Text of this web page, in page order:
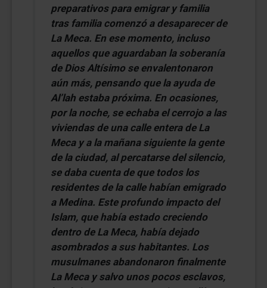
preparativos para emigrar y familia
tras familia comenzó a desaparecer de
La Meca. En ese momento, incluso
aquellos que aguardaban la soberanía
de Dios Altísimo se envalentonaron
aún más, pensando que la ayuda de
Al’lah estaba próxima. En ocasiones,
por la noche, se echaba el cerrojo a las
viviendas de una calle entera de La
Meca y a la mañana siguiente la gente
de la ciudad, al percatarse del silencio,
se daba cuenta de que todos los
residentes de la calle habían emigrado
a Medina. Este profundo impacto del
Islam, que había estado creciendo
dentro de La Meca, había dejado
asombrados a sus habitantes. Los
musulmanes abandonaron finalmente
La Meca y salvo unos pocos esclavos,